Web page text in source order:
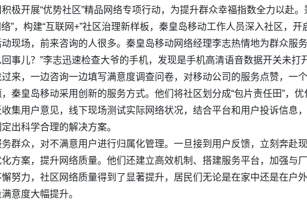
极开展“优势社区”精品网络专项行动，为提升群众幸福指数全力以赴
”，构建“互联网+”社区治理新样板，秦皇岛移动工作人员深入社区，
现场，前来咨询的人很多。秦皇岛移动网络经理李志热情地为群众服
事儿？”李志迅速检查大爷的手机，发现是手机高清语音数据开关未
来，一边咨询一边填写满意度调查问卷，对移动公司的服务点赞，一
秦皇岛移动采用创新的服务方式。他们将社区划分成“包片责任田”，
集用户意见，线下现场测试实际网络状况，结合平台和用户投诉信息
出科学合理的解决方案。
群众，对不满意用户进行归属化管理。一旦接到用户反馈，立刻奔赴
方案，提升网络质量。他们还建立高效机制、搭建服务平台，加强与
努力，社区网络质量得到了显著提升，居民们无论是在家中还是在户
意度大幅提升。